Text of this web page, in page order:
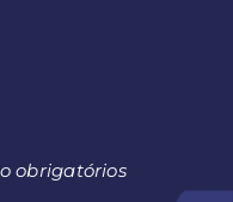
obrigatórios